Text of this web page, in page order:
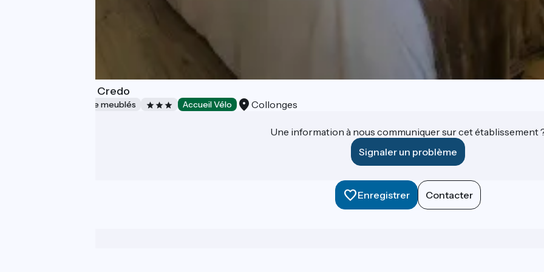
Gites du Fort - le Credo
Gîtes et locations de meublés Accueil Vélo Collonges
Une information à nous communiquer sur cet établissement
Signaler un problème
Enregistrer Contacter